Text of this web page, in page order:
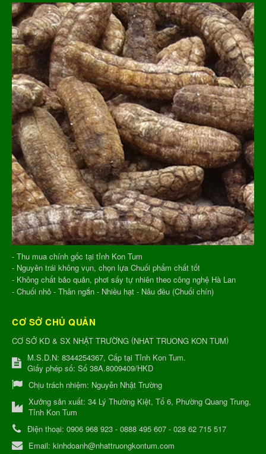
- Thu mua chính gốc tại tỉnh Kon Tum
- Nguyên trái không vụn, chọn lựa Chuối phẩm chất tốt
- Không chất bảo quản, phơi sấy tự nhiên theo công nghệ Hà Lan
- Chuối nhỏ - Thân ngắn - Nhiều hạt - Nâu đều (Chuối chín)
CƠ SỞ CHỦ QUẢN
CƠ SỞ KD & SX NHẬT TRƯỜNG (NHAT TRUONG KON TUM)
M.S.D.N: 8344254367, Cấp tại Tỉnh Kon Tum.
Giấy phép số: Số 38A.8009409/HKD
Chịu trách nhiệm: Nguyễn Nhật Trường
Xưởng sản xuất: 34 Lý Thường Kiệt, Tổ 6, Phường Quang Trung,
Tỉnh Kon Tum
Điện thoại: 0906 968 923 - 0888 495 607 - 028 62 715 517
Email: kinhdoanh@nhattruongkontum.com